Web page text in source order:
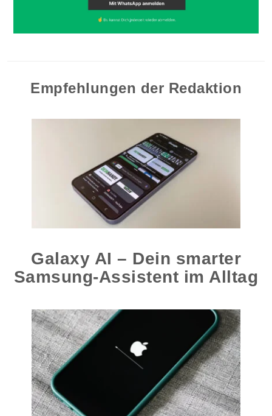
Empfehlungen der Redaktion
Galaxy AI – Dein smarter
Samsung-Assistent im Alltag